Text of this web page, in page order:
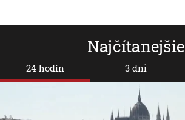
Najčítanejšie
24 hodín 3 dni